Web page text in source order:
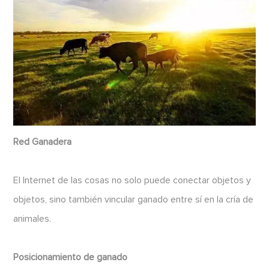
Red Ganadera
El Internet de las cosas no solo puede conectar objetos y
objetos, sino también vincular ganado entre sí en la cría de
animales.
Posicionamiento de ganado